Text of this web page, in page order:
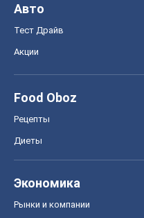
Авто
Тест Драйв
Акции
Food Oboz
Рецепты
Диеты
Экономика
Рынки и компании